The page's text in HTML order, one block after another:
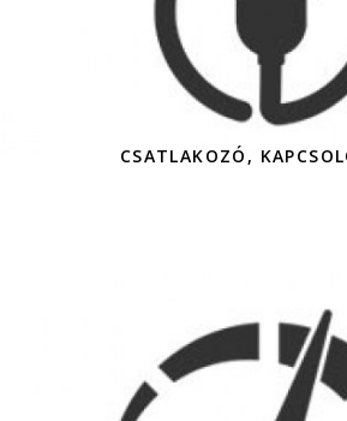
CSATLAKOZÓ,